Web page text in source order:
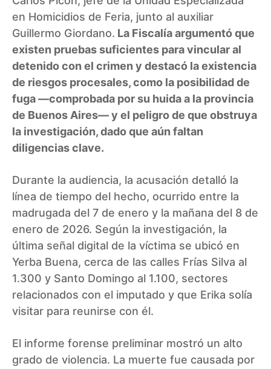
en Homicidios de Feria, junto al auxiliar
Guillermo Giordano. La Fiscalía argumentó que
existen pruebas suficientes para vincular al
detenido con el crimen y destacó la existencia
de riesgos procesales, como la posibilidad de
fuga —comprobada por su huida a la provincia
de Buenos Aires— y el peligro de que obstruya
la investigación, dado que aún faltan
diligencias clave.
Durante la audiencia, la acusación detalló la
línea de tiempo del hecho, ocurrido entre la
madrugada del 7 de enero y la mañana del 8 de
enero de 2026. Según la investigación, la
última señal digital de la víctima se ubicó en
Yerba Buena, cerca de las calles Frías Silva al
1.300 y Santo Domingo al 1.100, sectores
relacionados con el imputado y que Erika solía
visitar para reunirse con él.
El informe forense preliminar mostró un alto
grado de violencia. La muerte fue causada por